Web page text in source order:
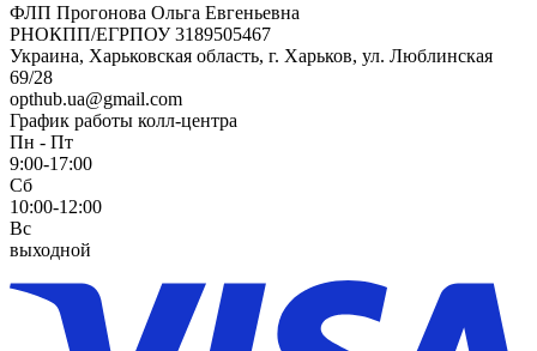
ФЛП Прогонова Ольга Евгеньевна
РНОКПП/ЕГРПОУ 3189505467
Украина, Харьковская область, г. Харьков, ул. Люблинская
69/28
opthub.ua@gmail.com
График работы колл-центра
Пн - Пт
9:00-17:00
Сб
10:00-12:00
Вс
выходной